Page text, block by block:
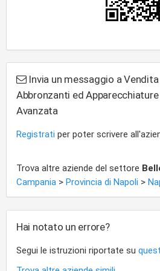
Invia un messaggio a
Abbronzanti ed
Avanzata
Registrati per poter scrivere
Trova altre aziende del settore
Campania > Provincia di Napoli >
Hai notato un errore?
Segui le istruzioni riportate su